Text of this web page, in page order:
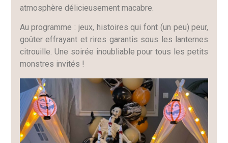
atmosphère délicieusement macabre.
Au programme : jeux, histoires qui font (un peu) peur,
goûter effrayant et rires garantis sous les lanternes
citrouille. Une soirée inoubliable pour tous les petits
monstres invités !